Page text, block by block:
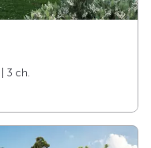
| 3 ch.